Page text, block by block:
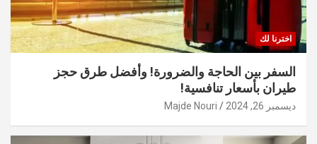
اخترنا لك
السفر بين الحاجة والضرورة! وأفضل طرق حجز
طيران بأسعار تنافسية!
ديسمبر 26, 2024 Majde Nouri